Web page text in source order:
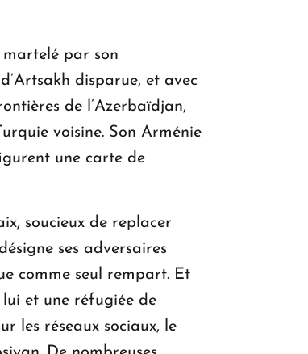
par son
disparue, et avec
de l’Azerbaïdjan,
voisine. Son Arménie
une carte de
soucieux de replacer
ses adversaires
comme seul rempart. Et
lui et une réfugiée de
les réseaux sociaux, le